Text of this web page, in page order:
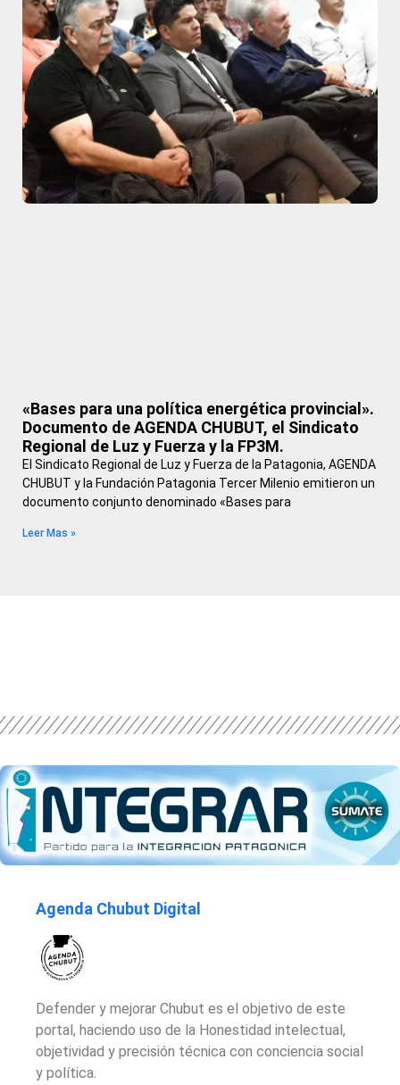
«Bases para una política energética provincial».
Documento de AGENDA CHUBUT, el Sindicato
Regional de Luz y Fuerza y la FP3M.
El Sindicato Regional de Luz y Fuerza de la Patagonia, AGENDA
CHUBUT y la Fundación Patagonia Tercer Milenio emitieron un
documento conjunto denominado «Bases para
Leer Mas »
Agenda Chubut Digital
Defender y mejorar Chubut es el objetivo de este
portal, haciendo uso de la Honestidad intelectual,
objetividad y precisión técnica con conciencia social
y política.